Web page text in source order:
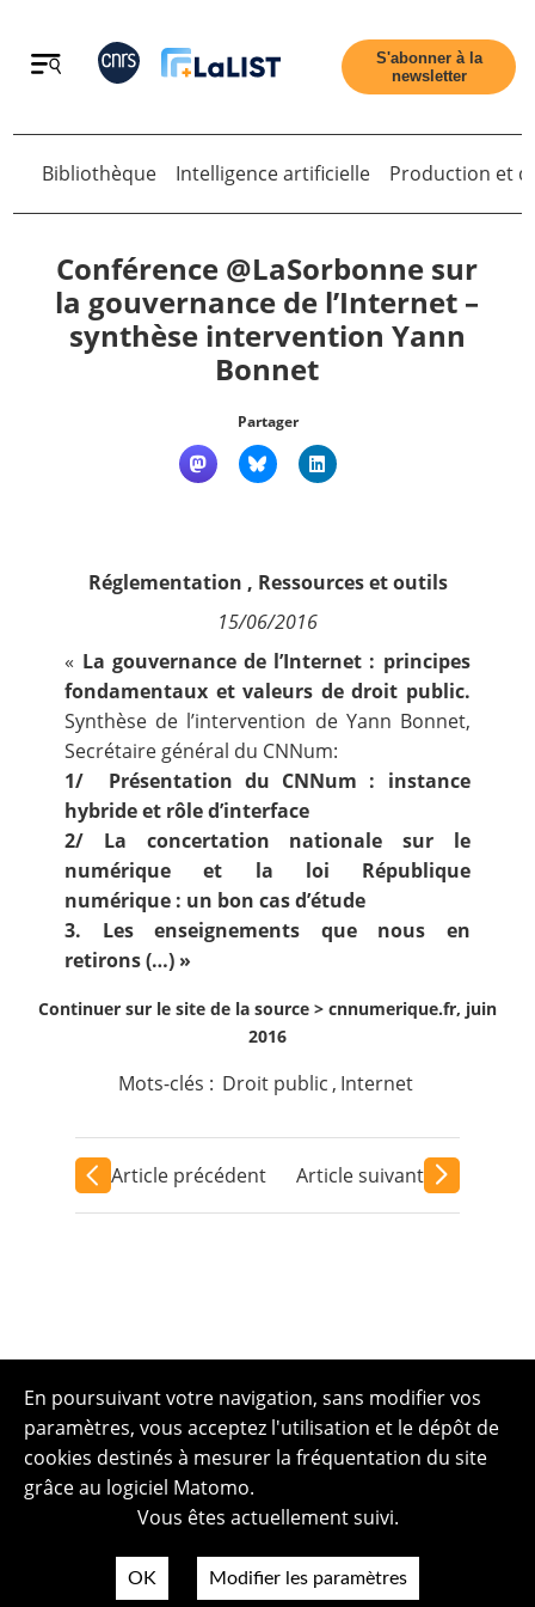
Retour
Accueil
Qui sommes nous ?
S'abonner à la
newsletter
Retour
Bibliothèque Intelligence artificielle Production et
Conférence @LaSorbonne sur
la gouvernance de l’Internet –
synthèse intervention Yann
Bonnet
Partager
Réglementation , Ressources et outils
15/06/2016
« La gouvernance de l’Internet : principes
fondamentaux et valeurs de droit public.
Synthèse de l’intervention de Yann Bonnet,
Secrétaire général du CNNum:
1/ Présentation du CNNum : instance
hybride et rôle d’interface
2/ La concertation nationale sur le
numérique et la loi République
numérique : un bon cas d’étude
3. Les enseignements que nous en
retirons (…) »
Continuer sur le site de la source > cnnumerique.fr, juin
2016
Mots-clés : Droit public , Internet
Article précédent Article suivant
En poursuivant votre navigation, sans modifier vos
paramètres, vous acceptez l'utilisation et le dépôt de
cookies destinés à mesurer la fréquentation du site
grâce au logiciel Matomo.
Vous êtes actuellement suivi.
OK Modifier les paramètres